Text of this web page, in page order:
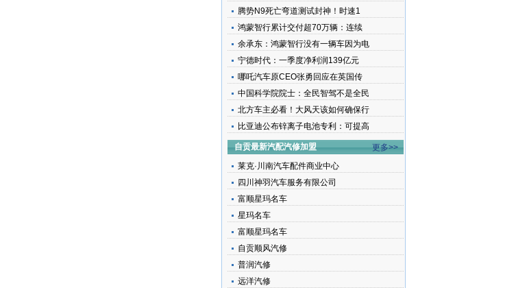
腾势N9死亡弯道测试封神！时速1
鸿蒙智行累计交付超70万辆：连续
余承东：鸿蒙智行没有一辆车因为电
宁德时代：一季度净利润139亿元
哪吒汽车原CEO张勇回应在英国传
中国科学院院士：全民智驾不是全民
北方车主必看！大风天该如何确保行
比亚迪公布锌离子电池专利：可提高
自贡最新汽配汽修加盟
更多>>
莱克·川南汽车配件商业中心
四川神羽汽车服务有限公司
富顺星玛名车
星玛名车
富顺星玛名车
自贡顺风汽修
普润汽修
远洋汽修